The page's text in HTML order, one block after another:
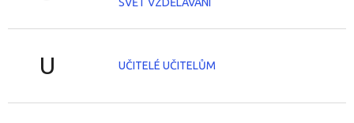
SVĚT VZDĚLÁVÁNÍ
U UČITELÉ UČITELŮM